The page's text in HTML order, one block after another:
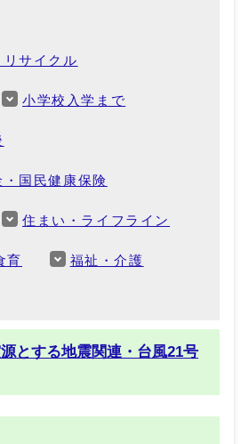
リサイクル
小学校入学まで
国民健康保険
住まい・ライフライン
育 福祉・介護
とする地震関連・台風21号